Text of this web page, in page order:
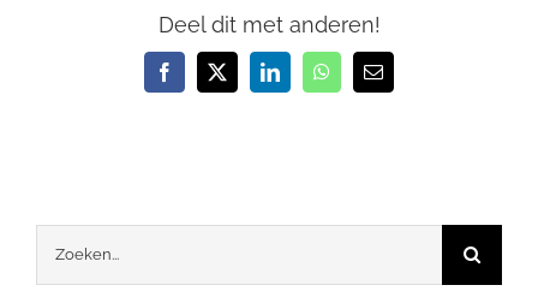
Deel dit met anderen!
Facebook
X LinkedInWhatsApp
E-
mail
Zoeken
naar: